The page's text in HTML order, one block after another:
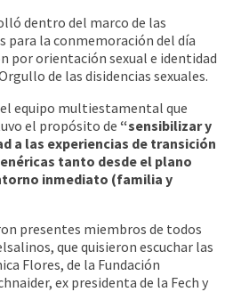
dentro del marco de las
para la conmemoración del día
por orientación sexual e identidad
de las disidencias sexuales.
equipo multiestamental que
el propósito de “sensibilizar y
a las experiencias de transición
tanto desde el plano
inmediato (familia y
presentes miembros de todos
que quisieron escuchar las
Flores, de la Fundación
ex presidenta de la Fech y